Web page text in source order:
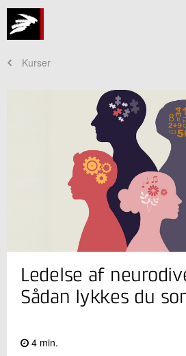
Kurser
+45 72 20 30 00
Send e-mail
Kontakt os
Ledelse af
Sådan lykkes du
4 min.